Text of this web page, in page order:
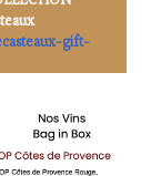
gift-